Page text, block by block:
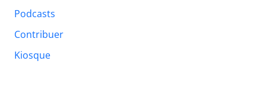
Podcasts
Contribuer
Kiosque